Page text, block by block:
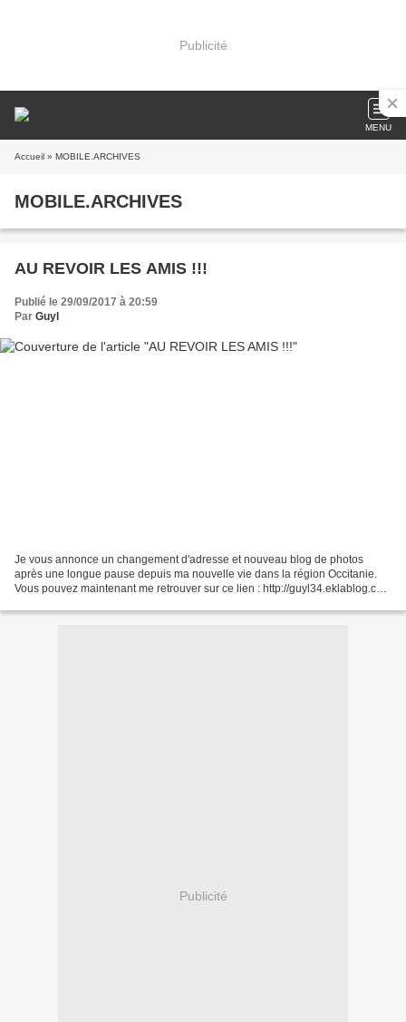
Publicité
MENU
Accueil » MOBILE.ARCHIVES
MOBILE.ARCHIVES
AU REVOIR LES AMIS !!!
Publié le 29/09/2017 à 20:59
Par Guyl
Je vous annonce un changement d'adresse et nouveau blog de photos
après une longue pause depuis ma nouvelle vie dans la région Occitanie.
Vous pouvez maintenant me retrouver sur ce lien : http://guyl34.eklablog.com
Publicité